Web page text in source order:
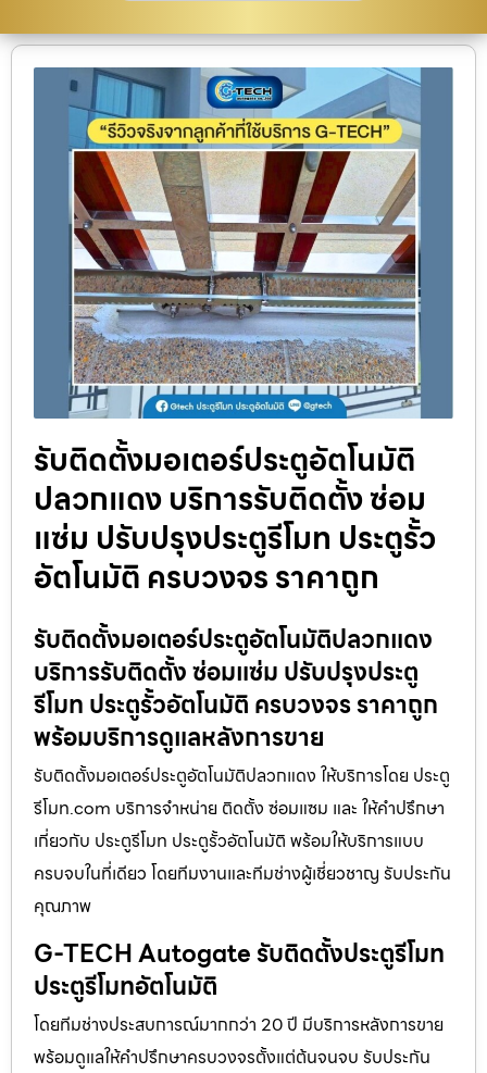
รับติดตั้งมอเตอร์ประตูอัตโนมัติ
ปลวกแดง บริการรับติดตั้ง ซ่อม
แซ่ม ปรับปรุงประตูรีโมท ประตูรั้ว
อัตโนมัติ ครบวงจร ราคาถูก
รับติดตั้งมอเตอร์ประตูอัตโนมัติปลวกแดง
บริการรับติดตั้ง ซ่อมแซ่ม ปรับปรุงประตู
รีโมท ประตูรั้วอัตโนมัติ ครบวงจร ราคาถูก
พร้อมบริการดูแลหลังการขาย
รับติดตั้งมอเตอร์ประตูอัตโนมัติปลวกแดง ให้บริการโดย ประตู
รีโมท.com บริการจำหน่าย ติดตั้ง ซ่อมแซม และ ให้คำปรึกษา
เกี่ยวกับ ประตูรีโมท ประตูรั้วอัตโนมัติ พร้อมให้บริการแบบ
ครบจบในที่เดียว โดยทีมงานและทีมช่างผู้เชี่ยวชาญ รับประกัน
คุณภาพ
G-TECH Autogate รับติดตั้งประตูรีโมท
ประตูรีโมทอัตโนมัติ
โดยทีมช่างประสบการณ์มากกว่า 20 ปี มีบริการหลังการขาย
พร้อมดูแลให้คำปรึกษาครบวงจรตั้งแต่ต้นจนจบ รับประกัน